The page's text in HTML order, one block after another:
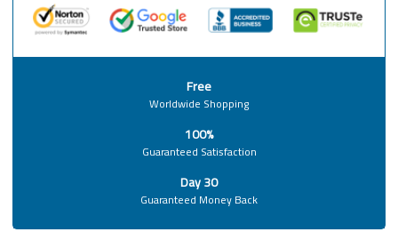
Free
Worldwide Shopping
100%
Guaranteed Satisfaction
30 Day
Guaranteed Money Back